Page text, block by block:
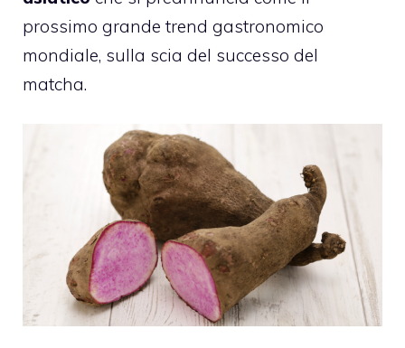
prossimo grande trend gastronomico
mondiale, sulla scia del successo del
matcha.